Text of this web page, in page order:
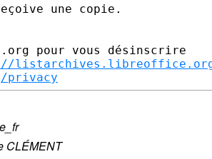
une copie.
pour vous désinscrire
privacy
CLÉMENT